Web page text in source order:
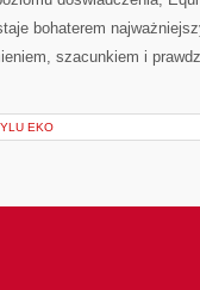
bohaterem
szacunkiem i
EKO